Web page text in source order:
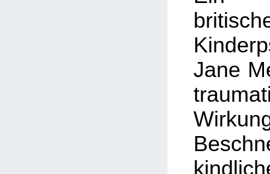
Jane